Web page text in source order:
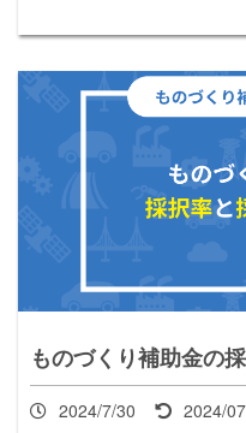
ものづくり補助金の
2024/7/30
2024/